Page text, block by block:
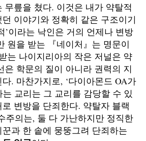
무릎을 쳤다. 이것은 내가 약탈적
이야기와 정확히 같은 구조이기
’이라는 낙인은 거의 언제나 변방
원을 받는 『네이처』는 명문이
는 나이지리아의 작은 저널은 약
은 학문의 질이 아니라 권력의 지
. 마찬가지로, ‘다이아몬드 OA가
는 교리는 그 교리를 감당할 수 있
변방을 단죄한다. 약탈자 블랙
주의는, 둘 다 가난하지만 정직한
과 한 솥에 뭉뚱그려 단죄하는